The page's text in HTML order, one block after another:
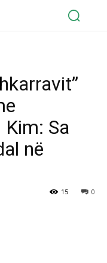
Sa
në
0
15